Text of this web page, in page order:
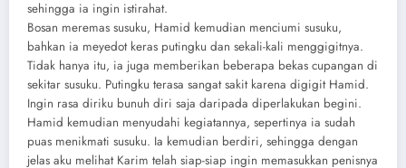
sehingga ia ingin istirahat.
Bosan meremas susuku, Hamid kemudian menciumi susuku,
bahkan ia meyedot keras putingku dan sekali-kali menggigitnya.
Tidak hanya itu, ia juga memberikan beberapa bekas cupangan di
sekitar susuku. Putingku terasa sangat sakit karena digigit Hamid.
Ingin rasa diriku bunuh diri saja daripada diperlakukan begini.
Hamid kemudian menyudahi kegiatannya, sepertinya ia sudah
puas menikmati susuku. Ia kemudian berdiri, sehingga dengan
jelas aku melihat Karim telah siap-siap ingin memasukkan penisnya